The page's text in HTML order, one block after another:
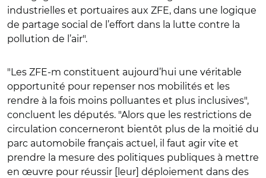
industrielles et portuaires aux ZFE, dans une logique
de partage social de l’effort dans la lutte contre la
pollution de l’air".
"Les ZFE-m constituent aujourd’hui une véritable
opportunité pour repenser nos mobilités et les
rendre à la fois moins polluantes et plus inclusives",
concluent les députés. "Alors que les restrictions de
circulation concerneront bientôt plus de la moitié du
parc automobile français actuel, il faut agir vite et
prendre la mesure des politiques publiques à mettre
en œuvre pour réussir [leur] déploiement dans des